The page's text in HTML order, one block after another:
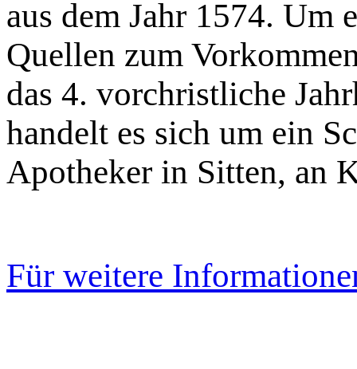
aus dem Jahr 1574. Um
Quellen zum
das 4. vorchristliche
handelt es sich um ein
Apotheker in Sitten, an
Für weitere